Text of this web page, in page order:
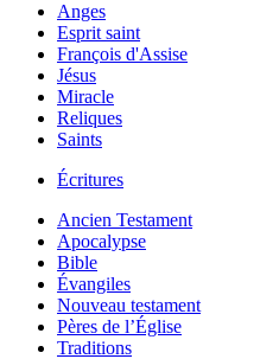
Anges
Esprit saint
François d'Assise
Jésus
Miracle
Reliques
Saints
Écritures
Ancien Testament
Apocalypse
Bible
Évangiles
Nouveau testament
Pères de l’Église
Traditions